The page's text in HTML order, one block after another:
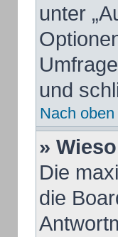
unter
und
Nach oben
»
Die
die